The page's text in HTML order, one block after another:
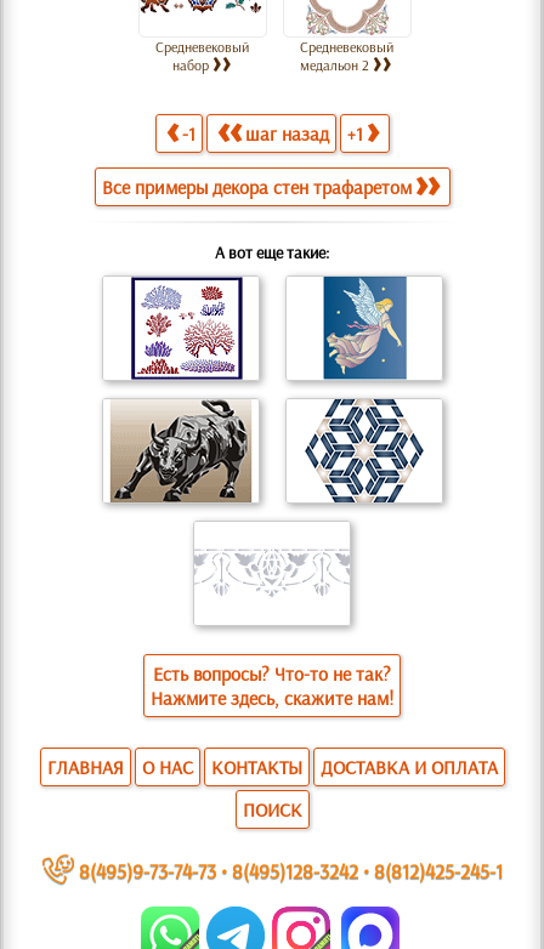
Средневековый
набор
Средневековый
медальон 2
-1 шаг назад +1
Все примеры декора стен трафаретом
А вот еще такие:
Есть вопросы? Что-то не так?
Нажмите здесь, скажите нам!
ГЛАВНАЯ О НАС КОНТАКТЫ
ДОСТАВКА И ОПЛАТА
ПОИСК
~ 8(495)9-73-74-73•8(495)128-3242•8(812)425-245-1